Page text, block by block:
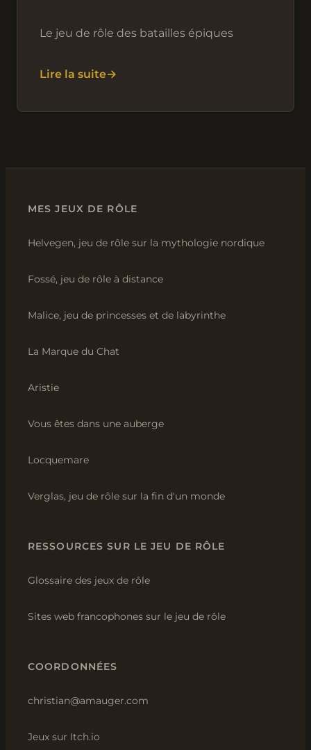
Le jeu de rôle des batailles épiques
Lire la suite
MES JEUX DE RÔLE
Helvegen, jeu de rôle sur la mythologie nordique
Fossé, jeu de rôle à distance
Malice, jeu de princesses et de labyrinthe
La Marque du Chat
Aristie
Vous êtes dans une auberge
Locquemare
Verglas, jeu de rôle sur la fin d'un monde
RESSOURCES SUR LE JEU DE RÔLE
Glossaire des jeux de rôle
Sites web francophones sur le jeu de rôle
COORDONNÉES
christian@amauger.com
Jeux sur Itch.io